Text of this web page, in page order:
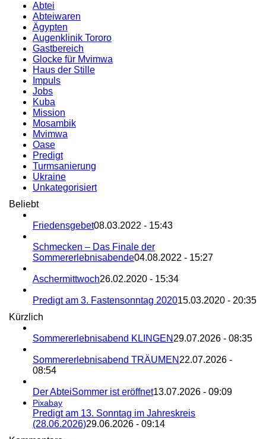
Abtei
Abteiwaren
Ägypten
Augenklinik Tororo
Gastbereich
Glocke für Mvimwa
Haus der Stille
Impuls
Jobs
Kuba
Mission
Mosambik
Mvimwa
Oase
Predigt
Turmsanierung
Ukraine
Unkategorisiert
Beliebt
Friedensgebet08.03.2022 - 15:43
Schmecken – Das Finale der
Sommererlebnisabende04.08.2022 - 15:27
Aschermittwoch26.02.2020 - 15:34
Predigt am 3. Fastensonntag 202015.03.2020 - 20:35
Kürzlich
Sommererlebnisabend KLINGEN 29.07.2026 - 08:35
Sommererlebnisabend TRÄUMEN 22.07.2026 -
08:54
Der AbteiSommer ist eröffnet13.07.2026 - 09:09
Pixabay
Predigt am 13. Sonntag im Jahreskreis
(28.06.2026)29.06.2026 - 09:14